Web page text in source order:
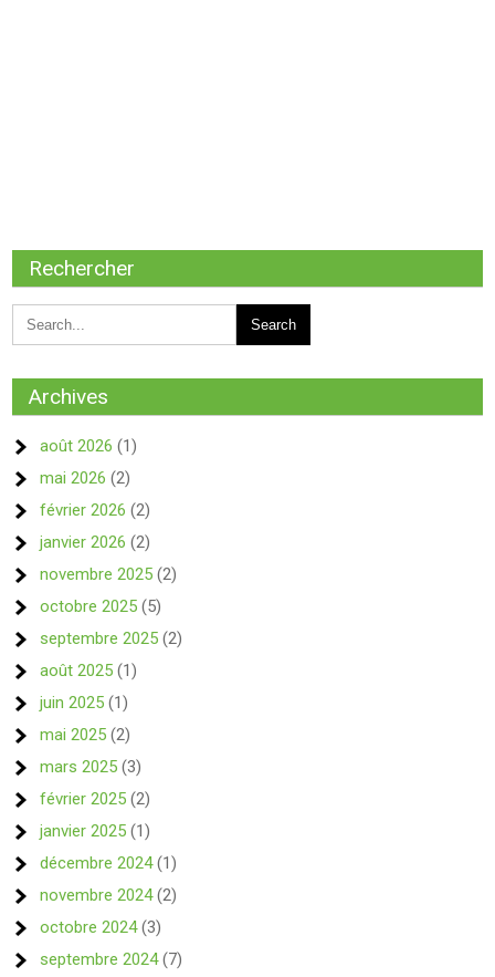
Rechercher
Archives
août 2026 (1)
mai 2026 (2)
février 2026 (2)
janvier 2026 (2)
novembre 2025 (2)
octobre 2025 (5)
septembre 2025 (2)
août 2025 (1)
juin 2025 (1)
mai 2025 (2)
mars 2025 (3)
février 2025 (2)
janvier 2025 (1)
décembre 2024(1)
novembre 2024(2)
octobre 2024(3)
septembre 2024(7)